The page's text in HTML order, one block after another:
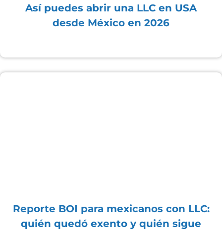
Así puedes abrir una LLC en USA
desde México en 2026
Reporte BOI para mexicanos con LLC:
quién quedó exento y quién sigue